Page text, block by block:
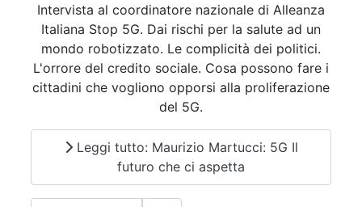
Intervista al coordinatore nazionale di Alleanza
Italiana Stop 5G. Dai rischi per la salute ad un
mondo robotizzato. Le complicità dei politici.
L'orrore del credito sociale. Cosa possono fare i
cittadini che vogliono opporsi alla proliferazione
del 5G.
Leggi tutto: Maurizio Martucci: 5G Il
futuro che ci aspetta